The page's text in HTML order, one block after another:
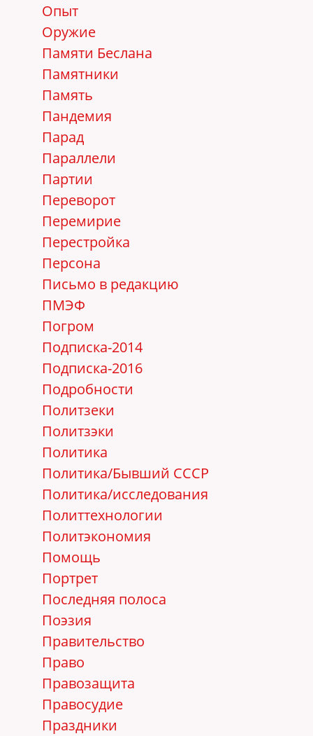
Опыт
Оружие
Памяти Беслана
Памятники
Память
Пандемия
Парад
Параллели
Партии
Переворот
Перемирие
Перестройка
Персона
Письмо в редакцию
ПМЭФ
Погром
Подписка-2014
Подписка-2016
Подробности
Политзеки
Политзэки
Политика
Политика/Бывший СССР
Политика/исследования
Политтехнологии
Политэкономия
Помощь
Портрет
Последняя полоса
Поэзия
Правительство
Право
Правозащита
Правосудие
Праздники